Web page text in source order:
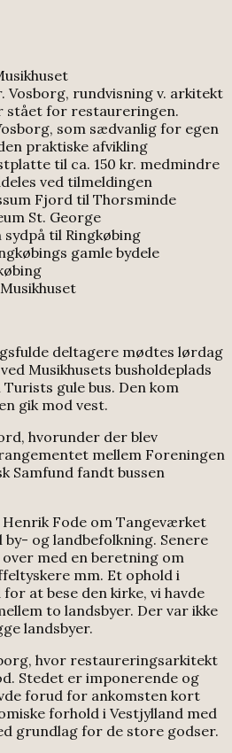
Vosborg, rundvisning v. arkitekt
stået for restaureringen.
som sædvanlig for egen
praktiske afvikling
til ca. 150 kr. medmindre
ved tilmeldingen
Fjord til Thorsminde
St. George
sydpå til Ringkøbing
gamle bydele
deltagere mødtes lørdag
Musikhusets busholdeplads
gule bus. Den kom
gik mod vest.
hvorunder der blev
mellem Foreningen
Samfund fandt bussen
Fode om Tangeværket
og landbefolkning. Senere
med en beretning om
mm. Et ophold i
at bese den kirke, vi havde
to landsbyer. Der var ikke
landsbyer.
hvor restaureringsarkitekt
Stedet er imponerende og
forud for ankomsten kort
forhold i Vestjylland med
grundlag for de store godser.